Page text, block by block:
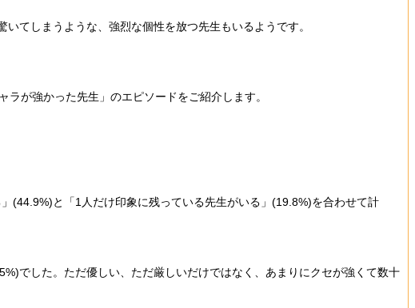
てしまうような、強烈な個性を放つ先生もいるようです。
が強かった先生」のエピソードをご紹介します。
(44.9%)と「1人だけ印象に残っている先生がいる」(19.8%)を合わせて計
でした。ただ優しい、ただ厳しいだけではなく、あまりにクセが強くて数十